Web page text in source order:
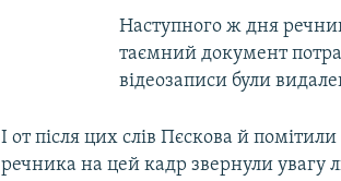
Наступного ж дня
таємний документ
відеозаписи були
І от після цих слів Пєскова й
речника на цей кадр звернули увагу